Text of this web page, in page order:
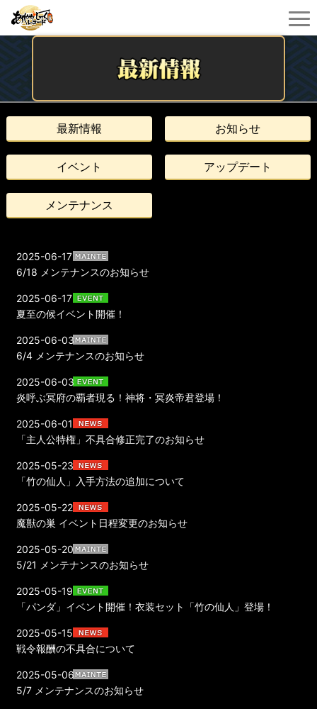
最新情報 お知らせ
イベント アップデート
メンテナンス
6/18 メンテナンスのお知らせ
2025-06-17
夏至の候イベント開催！
2025-06-17
6/4 メンテナンスのお知らせ
2025-06-03
炎呼ぶ冥府の覇者現る！神将・冥炎帝君登場！
2025-06-03
「主人公特権」不具合修正完了のお知らせ
2025-06-01
「竹の仙人」入手方法の追加について
2025-05-23
魔獣の巣 イベント日程変更のお知らせ
2025-05-22
5/21 メンテナンスのお知らせ
2025-05-20
「パンダ」イベント開催！衣装セット「竹の仙人」登場！
2025-05-19
戦令報酬の不具合について
2025-05-15
5/7 メンテナンスのお知らせ
2025-05-06